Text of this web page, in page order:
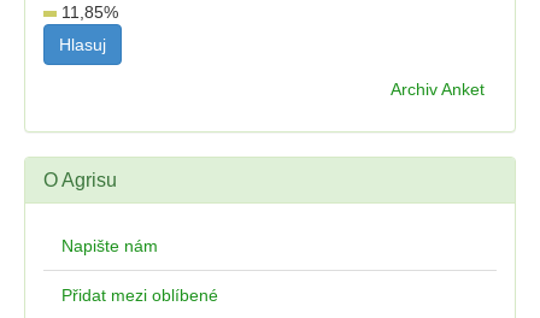
11,85%
Archiv Anket
O Agrisu
Napište nám
Přidat mezi oblíbené